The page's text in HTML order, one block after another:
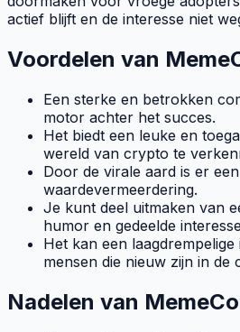
actief blijft en de interesse niet
Voordelen van
Een sterke en betrokken
motor achter het succes.
Het biedt een leuke en
wereld van crypto te
Door de virale aard is er
waardevermeerdering.
Je kunt deel uitmaken van
humor en gedeelde
Het kan een
mensen die nieuw zijn in de
Nadelen van